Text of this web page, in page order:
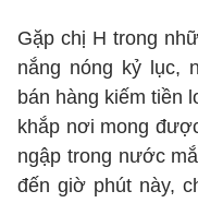
Gặp chị H trong
nắng nóng kỷ lục,
bán hàng kiếm tiền
khắp nơi mong
ngập trong nước
đến giờ phút này,